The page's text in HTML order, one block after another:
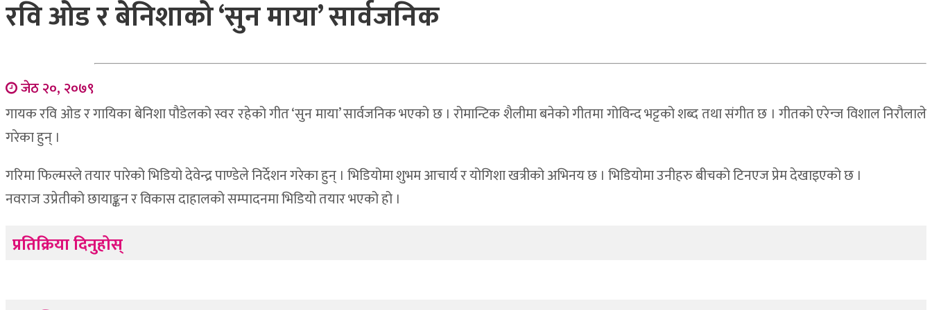
रवि ओड र बेनिशाको ‘सुन माया’ सार्वजनिक
जेठ २०, २०७९
गायक रवि ओड र गायिका बेनिशा पौडेलको स्वर रहेको गीत ‘सुन माया’ सार्वजनिक भएको छ । रोमान्टिक शैलीमा बनेको गीतमा गोविन्द भट्टको शब्द तथा संगीत छ । गीतको एरेन्ज विशाल निरौलाले
गरेका हुन् ।
गरिमा फिल्मस्ले तयार पारेको भिडियो देवेन्द्र पाण्डेले निर्देशन गरेका हुन् । भिडियोमा शुभम आचार्य र योगिशा खत्रीको अभिनय छ । भिडियोमा उनीहरु बीचको टिनएज प्रेम देखाइएको छ ।
नवराज उप्रेतीको छायाङ्कन र विकास दाहालको सम्पादनमा भिडियो तयार भएको हो ।
प्रतिक्रिया दिनुहोस्